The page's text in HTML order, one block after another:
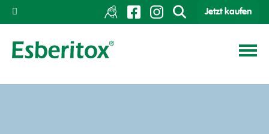
Jetzt kaufen